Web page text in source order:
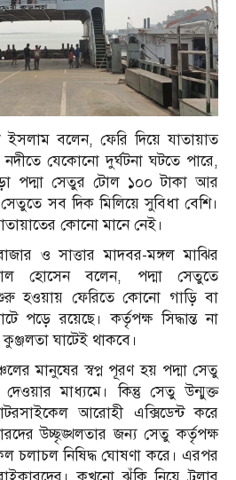
বলেন, ফেরি দিয়ে যাতায়াত
যেকোনো দুর্ঘটনা ঘটতে পারে,
পদ্মা সেতুর টোল ১০০ টাকা আর
সব দিক মিলিয়ে সুবিধা বেশি।
কোনো মানে নেই।
ও সাত্তার মাদবর-মঙ্গল মাঝির
হোসেন বলেন, পদ্মা সেতুতে
হওয়ায় ফেরিতে কোনো গাড়ি বা
পড়ে রয়েছে। কর্তৃপক্ষ সিদ্ধান্ত না
ঘাটেই থাকবে।
মানুষের স্বপ্ন পূরণ হয় পদ্মা সেতু
মাধ্যমে। কিন্তু সেতু উন্মুক্ত
আরোহী এক্সিডেন্ট করে
উচ্ছৃঙ্খলতার জন্য সেতু কর্তৃপক্ষ
চলাচল নিষিদ্ধ ঘোষণা করে। এরপর